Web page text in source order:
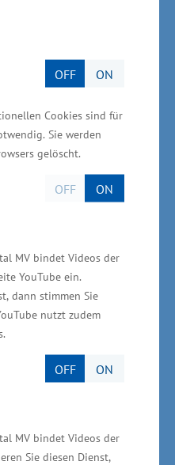
OFF ON
Cookies sind für
Sie werden
gelöscht.
OFF ON
MV bindet Videos der
YouTube ein.
dann stimmen Sie
nutzt zudem
OFF ON
MV bindet Videos der
Sie diesen Dienst,
mit
erhalten. Die
eine Lücke auf dem
Bauteile können
und eine Höhe von
Kunden früher alle
mussten,
in Zukunft
sind u.a. Firmen aus
die sich über
zeitintensive
die Werkstücke
unterstützt das
Europäischen Fonds